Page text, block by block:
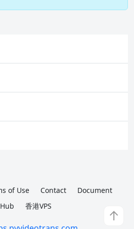
↑
of Use Contact
Document
香港VPS